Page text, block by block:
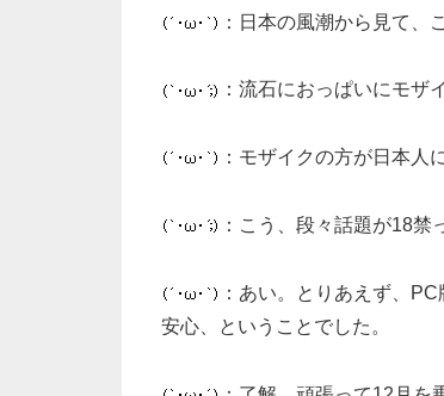
：日本の風潮から見て、
：流石におっぱいにモ
：モザイクの方が日本人
：こう、段々話題が18
：あい。とりあえず、
安心、ということでした。